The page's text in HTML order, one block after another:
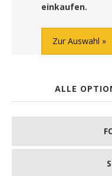
einkaufen.
Zur Auswahl
ALLE